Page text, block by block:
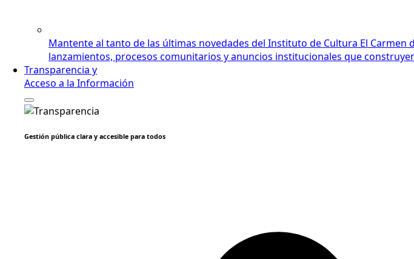
Mantente al tanto de las últimas novedades del Instituto de Cultura El
lanzamientos, procesos comunitarios y anuncios institucionales que
Transparencia y
Acceso a la Información
Gestión pública clara y accesible para todos